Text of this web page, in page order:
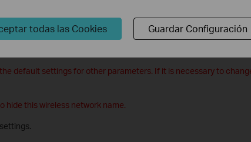
Name(SSID) and Security settings. The default WPA/WPA2-
unauthorized access to your AP500.
default settings for other parameters. If it is necessary to
hide this wireless network name.
todas las Cookies Guardar Configuración